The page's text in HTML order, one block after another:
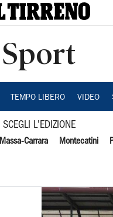
Sport
TEMPO LIBERO VIDEO
SCEGLI L'EDIZIONE
Massa-Carrara Montecatini